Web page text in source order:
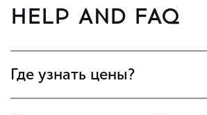
HELP AND FAQ
Где узнать цены?